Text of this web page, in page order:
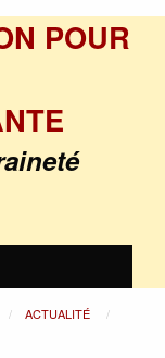
POUR
ACTUALITÉ